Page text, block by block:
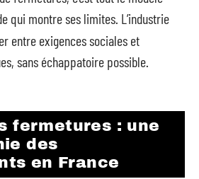
qui montre ses limites. L’industrie
entre exigences sociales et
sans échappatoire possible.
fermetures : une
des
en France